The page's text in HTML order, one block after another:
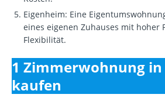
Eigenheim: Eine
eines eigenen Zuhauses mit hoher
Flexibilität.
1 Zimmerwohnung
kaufen